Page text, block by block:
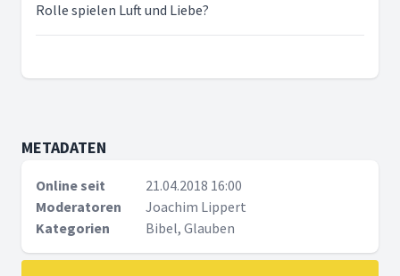
Rolle spielen Luft und Liebe?
METADATEN
Online seit
21.04.2018 16:00
Moderatoren
Joachim Lippert
Kategorien
Bibel, Glauben